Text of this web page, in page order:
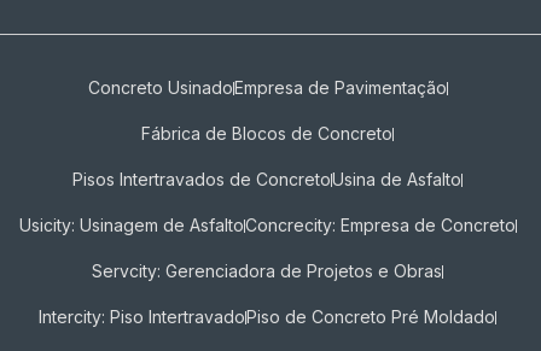
Concreto UsinadoEmpresa de Pavimentação
Fábrica de Blocos de Concreto
Pisos Intertravados de Concreto​Usina de Asfalto
Usicity: Usinagem de AsfaltoConcrecity: Empresa de Concreto
Servcity: Gerenciadora de Projetos e Obras
Intercity: Piso IntertravadoPiso de Concreto Pré Moldado